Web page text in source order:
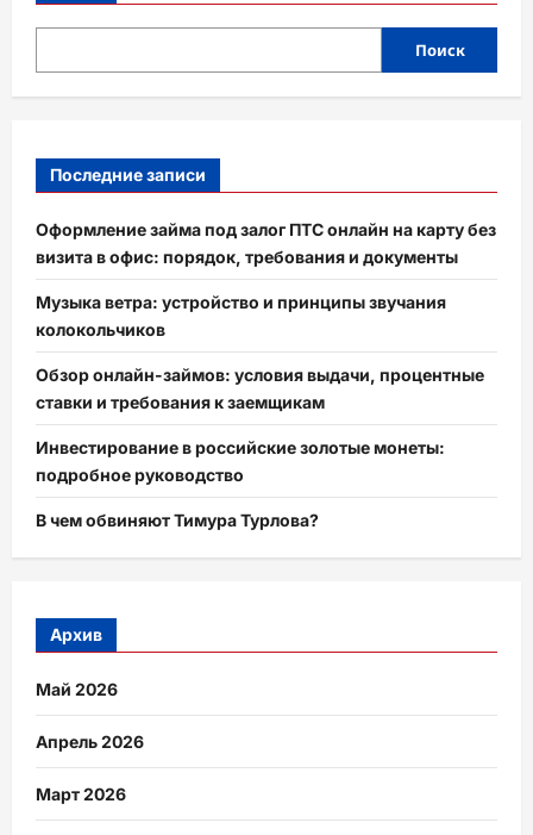
Поиск
Последние записи
Оформление займа под залог ПТС онлайн на карту без
визита в офис: порядок, требования и документы
Музыка ветра: устройство и принципы звучания
колокольчиков
Обзор онлайн-займов: условия выдачи, процентные
ставки и требования к заемщикам
Инвестирование в российские золотые монеты:
подробное руководство
В чем обвиняют Тимура Турлова?
Архив
Май 2026
Апрель 2026
Март 2026